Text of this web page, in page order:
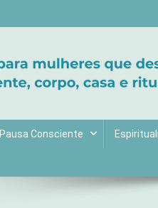
Pausa Consciente